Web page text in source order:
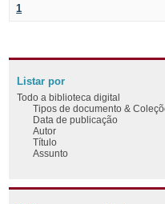
1
Listar por
Todo a biblioteca digital
Tipos de documento &
Data de publicação
Autor
Título
Assunto